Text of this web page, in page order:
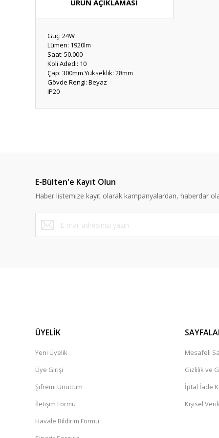
ÜRÜN AÇIKLAMASI
Güç: 24W
Lümen: 1920lm
Saat: 50.000
Koli Adedi: 10
Çap: 300mm Yükseklik: 28mm
Gövde Rengi: Beyaz
IP20
Ürün bilgilerinde hatalar bulunuyor.
Ürün fiyatı diğer sitelerden daha pahalı.
Bu ürüne benzer farklı alternatifler olmalı.
E-Bülten'e Kayıt Olun
Haber listemize kayıt olarak kampanyalardan, haberdar
ÜYELİK
Yeni Üyelik
Üye Girişi
Şifremi Unuttum
İletişim Formu
Havale Bildirim Formu
Mesafeli
Gizlilik ve
İptal İade
Kişisel